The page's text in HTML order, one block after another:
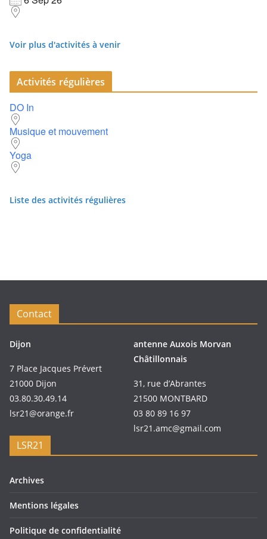
Voir plus d'activités à venir
Activités régulières
DO In
Musique et mouvement
Yoga
Liste des activités régulières
Contact
Dijon
7 Place Jacques Prévert
21000 Dijon
03.80.30.49.14
lsr21@orange.fr
antenne Auxois Morvan
Châtillonnais
31, rue d’Abrantes
21500 MONTBARD
03 80 89 16 97
lsr21.amc@gmail.com
LSR21
Archives
Mentions légales
Politique de confidentialité